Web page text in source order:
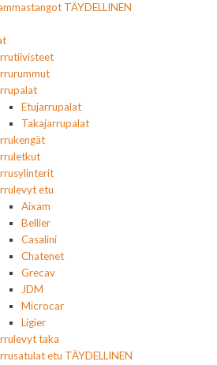
TÄYDELLINEN
Etujarrupalat
Takajarrupalat
etu
Aixam
Bellier
Casalini
Chatenet
Grecav
JDM
Microcar
Ligier
taka
etu TÄYDELLINEN